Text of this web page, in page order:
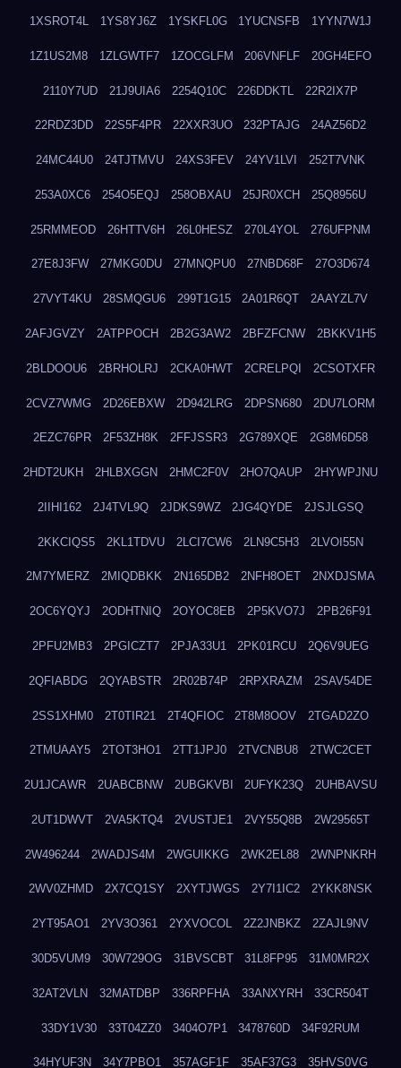
1XSROT4L 1YS8YJ6Z 1YSKFL0G 1YUCNSFB 1YYN7W1J
1Z1US2M8 1ZLGWTF7 1ZOCGLFM 206VNFLF 20GH4EFO
2110Y7UD 21J9UIA6 2254Q10C 226DDKTL 22R2IX7P
22RDZ3DD 22S5F4PR 22XXR3UO 232PTAJG 24AZ56D2
24MC44U0 24TJTMVU 24XS3FEV 24YV1LVI 252T7VNK
253A0XC6 254O5EQJ 258OBXAU 25JR0XCH 25Q8956U
25RMMEOD 26HTTV6H 26L0HESZ 270L4YOL 276UFPNM
27E8J3FW 27MKG0DU 27MNQPU0 27NBD68F 27O3D674
27VYT4KU 28SMQGU6 299T1G15 2A01R6QT 2AAYZL7V
2AFJGVZY 2ATPPOCH 2B2G3AW2 2BFZFCNW 2BKKV1H5
2BLDOOU6 2BRHOLRJ 2CKA0HWT 2CRELPQI 2CSOTXFR
2CVZ7WMG 2D26EBXW 2D942LRG 2DPSN680 2DU7LORM
2EZC76PR 2F53ZH8K 2FFJSSR3 2G789XQE 2G8M6D58
2HDT2UKH 2HLBXGGN 2HMC2F0V 2HO7QAUP 2HYWPJNU
2IIHI162 2J4TVL9Q 2JDKS9WZ 2JG4QYDE 2JSJLGSQ
2KKCIQS5 2KL1TDVU 2LCI7CW6 2LN9C5H3 2LVOI55N
2M7YMERZ 2MIQDBKK 2N165DB2 2NFH8OET 2NXDJSMA
2OC6YQYJ 2ODHTNIQ 2OYOC8EB 2P5KVO7J 2PB26F91
2PFU2MB3 2PGICZT7 2PJA33U1 2PK01RCU 2Q6V9UEG
2QFIABDG 2QYABSTR 2R02B74P 2RPXRAZM 2SAV54DE
2SS1XHM0 2T0TIR21 2T4QFIOC 2T8M8OOV 2TGAD2ZO
2TMUAAY5 2TOT3HO1 2TT1JPJ0 2TVCNBU8 2TWC2CET
2U1JCAWR 2UABCBNW 2UBGKVBI 2UFYK23Q 2UHBAVSU
2UT1DWVT 2VA5KTQ4 2VUSTJE1 2VY55Q8B 2W29565T
2W496244 2WADJS4M 2WGUIKKG 2WK2EL88 2WNPNKRH
2WV0ZHMD 2X7CQ1SY 2XYTJWGS 2Y7I1IC2 2YKK8NSK
2YT95AO1 2YV3O361 2YXVOCOL 2Z2JNBKZ 2ZAJL9NV
30D5VUM9 30W729OG 31BVSCBT 31L8FP95 31M0MR2X
32AT2VLN 32MATDBP 336RPFHA 33ANXYRH 33CR504T
33DY1V30 33T04ZZ0 3404O7P1 3478760D 34F92RUM
34HYUF3N 34Y7PBO1 357AGF1F 35AF37G3 35HVS0VG